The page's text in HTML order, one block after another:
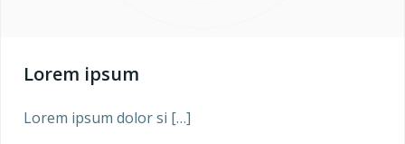
Lorem ipsum
Lorem ipsum dolor si […]